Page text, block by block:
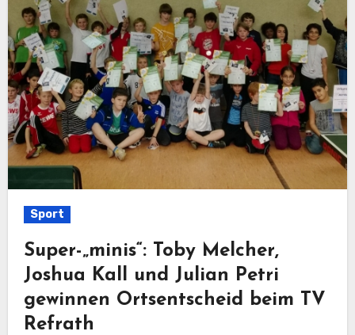
Sport
Super-„minis“: Toby Melcher,
Joshua Kall und Julian Petri
gewinnen Ortsentscheid beim TV
Refrath